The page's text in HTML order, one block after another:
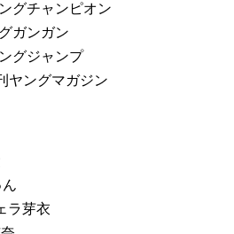
グチャンピオン
ガンガン
グジャンプ
ヤングマガジン
ラ芽衣